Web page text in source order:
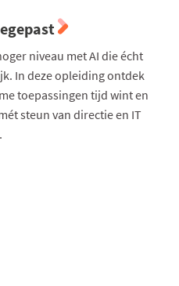
niveau met AI die écht
In deze opleiding ontdek
toepassingen tijd wint en
steun van directie en IT